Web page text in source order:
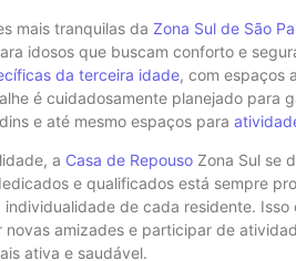
mais tranquilas da Zona Sul de São
idosos que buscam conforto e
da terceira idade, com espaços
é cuidadosamente planejado para
e até mesmo espaços para
a Casa de Repouso Zona Sul se
e qualificados está sempre
individualidade de cada residente.
amizades e participar de
ativa e saudável.